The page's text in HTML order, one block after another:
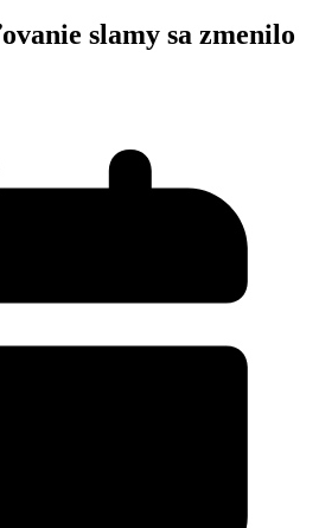
slamy sa zmenilo